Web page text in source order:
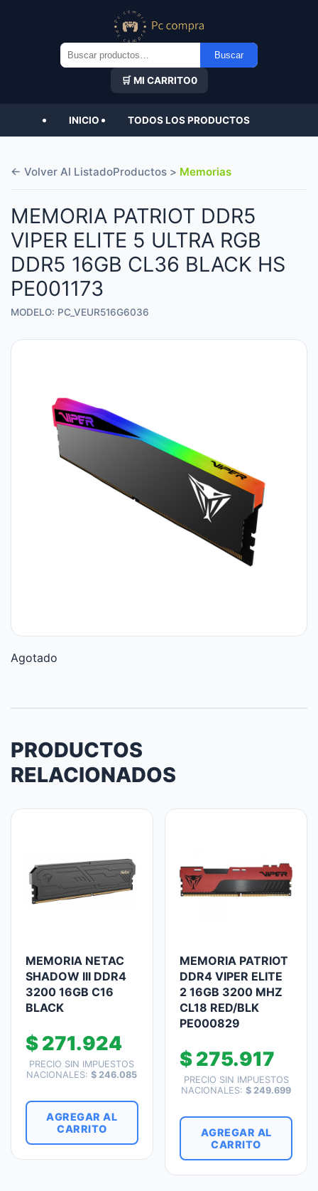
Buscar
por:
Buscar
🛒 MI CARRITO0
INICIO TODOS LOS PRODUCTOS
← Volver Al ListadoProductos > Memorias
MEMORIA PATRIOT DDR5
VIPER ELITE 5 ULTRA RGB
DDR5 16GB CL36 BLACK HS
PE001173
MODELO: PC_VEUR516G6036
Agotado
PRODUCTOS
RELACIONADOS
MEMORIA NETAC
SHADOW III DDR4
3200 16GB C16
BLACK
$271.924
PRECIO SIN IMPUESTOS
NACIONALES:$ 246.085
AGREGAR AL
CARRITO
MEMORIA PATRIOT
DDR4 VIPER ELITE
2 16GB 3200 MHZ
CL18 RED/BLK
PE000829
$275.917
PRECIO SIN IMPUESTOS
NACIONALES:$ 249.699
AGREGAR AL
CARRITO